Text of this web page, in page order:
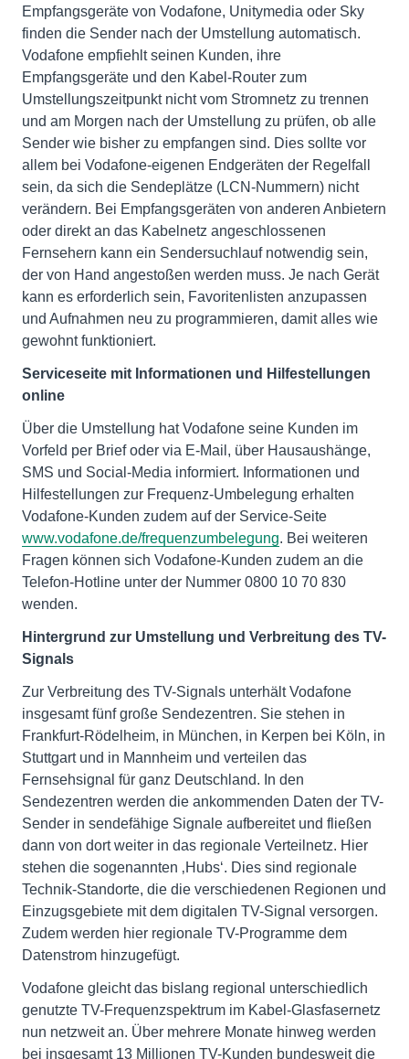
Empfangsgeräte von Vodafone, Unitymedia oder Sky
finden die Sender nach der Umstellung automatisch.
Vodafone empfiehlt seinen Kunden, ihre
Empfangsgeräte und den Kabel-Router zum
Umstellungszeitpunkt nicht vom Stromnetz zu trennen
und am Morgen nach der Umstellung zu prüfen, ob alle
Sender wie bisher zu empfangen sind. Dies sollte vor
allem bei Vodafone-eigenen Endgeräten der Regelfall
sein, da sich die Sendeplätze (LCN-Nummern) nicht
verändern. Bei Empfangsgeräten von anderen Anbietern
oder direkt an das Kabelnetz angeschlossenen
Fernsehern kann ein Sendersuchlauf notwendig sein,
der von Hand angestoßen werden muss. Je nach Gerät
kann es erforderlich sein, Favoritenlisten anzupassen
und Aufnahmen neu zu programmieren, damit alles wie
gewohnt funktioniert.
Serviceseite mit Informationen und Hilfestellungen
online
Über die Umstellung hat Vodafone seine Kunden im
Vorfeld per Brief oder via E-Mail, über Hausaushänge,
SMS und Social-Media informiert. Informationen und
Hilfestellungen zur Frequenz-Umbelegung erhalten
Vodafone-Kunden zudem auf der Service-Seite
www.vodafone.de/frequenzumbelegung. Bei weiteren
Fragen können sich Vodafone-Kunden zudem an die
Telefon-Hotline unter der Nummer 0800 10 70 830
wenden.
Hintergrund zur Umstellung und Verbreitung des TV-
Signals
Zur Verbreitung des TV-Signals unterhält Vodafone
insgesamt fünf große Sendezentren. Sie stehen in
Frankfurt-Rödelheim, in München, in Kerpen bei Köln, in
Stuttgart und in Mannheim und verteilen das
Fernsehsignal für ganz Deutschland. In den
Sendezentren werden die ankommenden Daten der TV-
Sender in sendefähige Signale aufbereitet und fließen
dann von dort weiter in das regionale Verteilnetz. Hier
stehen die sogenannten ‚Hubs‘. Dies sind regionale
Technik-Standorte, die die verschiedenen Regionen und
Einzugsgebiete mit dem digitalen TV-Signal versorgen.
Zudem werden hier regionale TV-Programme dem
Datenstrom hinzugefügt.
Vodafone gleicht das bislang regional unterschiedlich
genutzte TV-Frequenzspektrum im Kabel-Glasfasernetz
nun netzweit an. Über mehrere Monate hinweg werden
bei insgesamt 13 Millionen TV-Kunden bundesweit die